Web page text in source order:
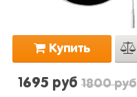
Купить
1695 руб 1800 руб